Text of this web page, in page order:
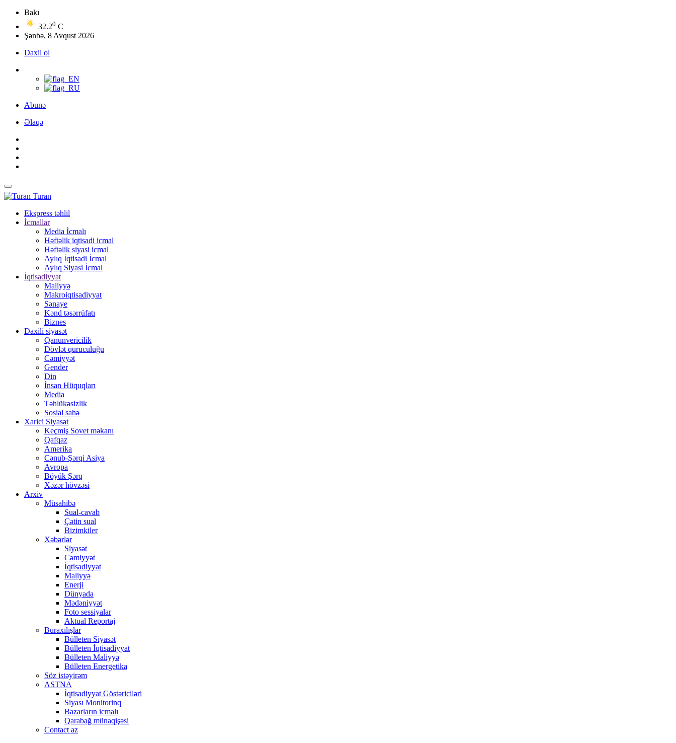
Bakı
32.20 C
Şənbə, 8 Avqust 2026
Daxil ol
Abunə
Əlaqə
Turan
Ekspress təhlil
İcmallar
Media İcmalı
Həftəlik iqtisadi icmal
Həftəlik siyasi icmal
Aylıq İqtisadi İcmal
Aylıq Siyasi İcmal
İqtisadiyyat
Maliyyə
Makroiqtisadiyyat
Sənaye
Kənd təsərrüfatı
Biznes
Daxili siyasət
Qanunvericilik
Dövlət quruculuğu
Cəmiyyət
Gender
Din
İnsan Hüquqları
Media
Təhlükəsizlik
Sosial sahə
Xarici Siyasət
Keçmiş Sovet məkanı
Qafqaz
Amerika
Cənub-Şərqi Asiya
Avropa
Böyük Şərq
Xəzər hövzəsi
Arxiv
Müsahibə
Sual-cavab
Çətin sual
Bizimkiler
Xəbərlər
Siyasət
Cəmiyyət
İqtisadiyyat
Maliyyə
Enerji
Dünyada
Mədəniyyət
Foto sessiyalar
Aktual Reportaj
Buraxılışlar
Bülleten Siyasət
Bülleten İqtisadiyyat
Bülleten Maliyyə
Bülleten Energetika
Söz istəyirəm
ASTNA
İqtisadiyyat Göstəriciləri
Siyası Monitorinq
Bazarların icmalı
Qarabağ münaqişəsi
Contact az